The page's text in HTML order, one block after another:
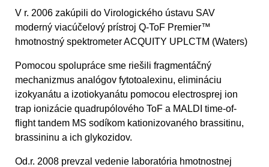
V r. 2006 zakúpili do Virologického ústavu SAV
moderný viacúčelový prístroj Q-ToF Premier™
hmotnostný spektrometer ACQUITY UPLCTM (Waters)
Pomocou spolupráce sme riešili fragmentáčný
mechanizmus analógov fytotoalexinu, elimináciu
izokyanátu a izotiokyanátu pomocou electrosprej ion
trap ionizácie quadrupólového ToF a MALDI time-of-
flight tandem MS sodíkom kationizovaného brassitinu,
brassininu a ich glykozidov.
Od.r. 2008 prevzal vedenie laboratória hmotnostnej